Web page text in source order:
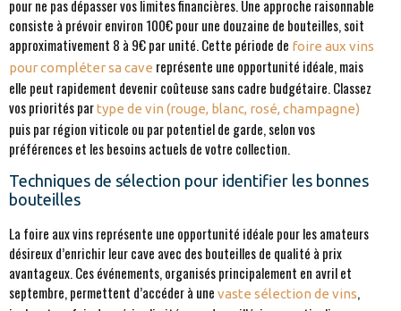
pour ne pas dépasser vos limites financières. Une approche raisonnable
consiste à prévoir environ 100€ pour une douzaine de bouteilles, soit
approximativement 8 à 9€ par unité. Cette période de foire aux vins
pour compléter sa cave représente une opportunité idéale, mais
elle peut rapidement devenir coûteuse sans cadre budgétaire. Classez
vos priorités partype de vin (rouge, blanc, rosé, champagne)
puis par région viticole ou par potentiel de garde, selon vos
préférences et les besoins actuels de votre collection.
Techniques de sélection pour identifier les bonnes
bouteilles
La foire aux vins représente une opportunité idéale pour les amateurs
désireux d’enrichir leur cave avec des bouteilles de qualité à prix
avantageux. Ces événements, organisés principalement en avril et
septembre, permettent d’accéder à une vaste sélection de vins,